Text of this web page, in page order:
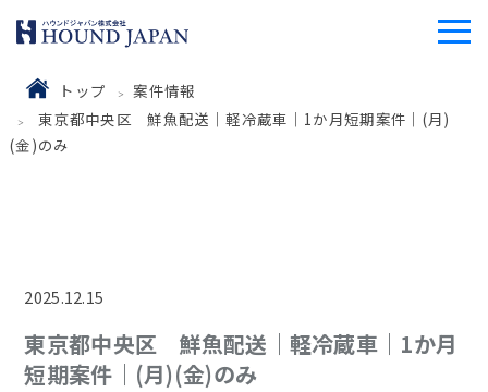
トップ
案件情報
東京都中央区 鮮魚配送｜軽冷蔵車｜1か月短期案件｜(月)
(金)のみ
2025.12.15
東京都中央区 鮮魚配送｜軽冷蔵車｜1か月
短期案件｜(月)(金)のみ